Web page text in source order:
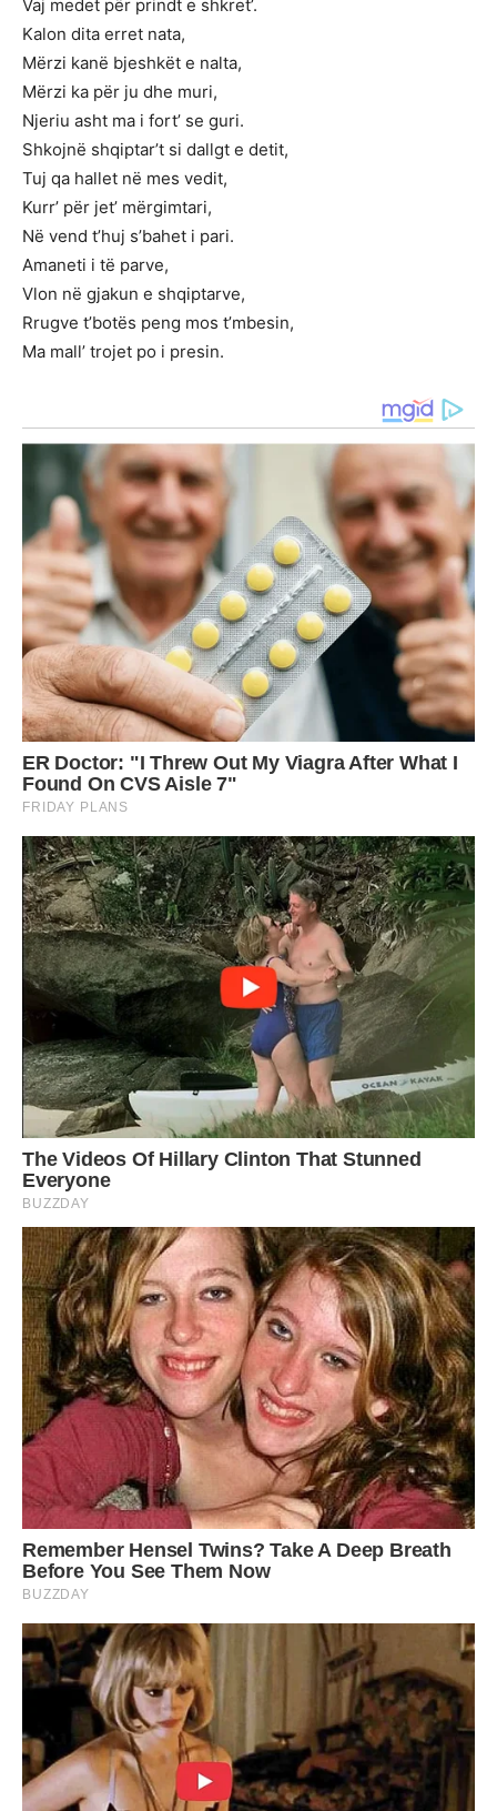
Vaj medet për prindt e shkret’.
Kalon dita erret nata,
Mërzi kanë bjeshkët e nalta,
Mërzi ka për ju dhe muri,
Njeriu asht ma i fort’ se guri.
Shkojnë shqiptar’t si dallgt e detit,
Tuj qa hallet në mes vedit,
Kurr’ për jet’ mërgimtari,
Në vend t’huj s’bahet i pari.
Amaneti i të parve,
Vlon në gjakun e shqiptarve,
Rrugve t’botës peng mos t’mbesin,
Ma mall’ trojet po i presin.